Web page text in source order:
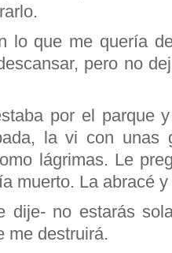
lo que me quería
pero no
por el parque
la vi con
lágrimas. Le
muerto. La abracé
dije- no estarás
me destruirá.